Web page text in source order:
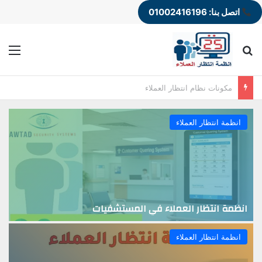
اتصل بنا: 01002416196
بحث عن
مكونات نظام انتظار العملاء المتكامل
انظمة انتظار العملاء
انظمة انتظار العملاء في المستشفيات
انظمة انتظار العملاء